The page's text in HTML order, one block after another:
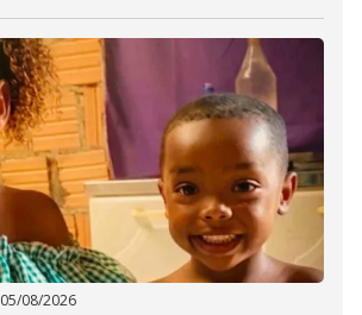
05/08/2026